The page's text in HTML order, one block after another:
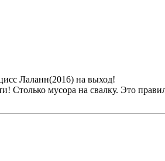
Лаланн(2016) на выход!
Столько мусора на свалку. Это